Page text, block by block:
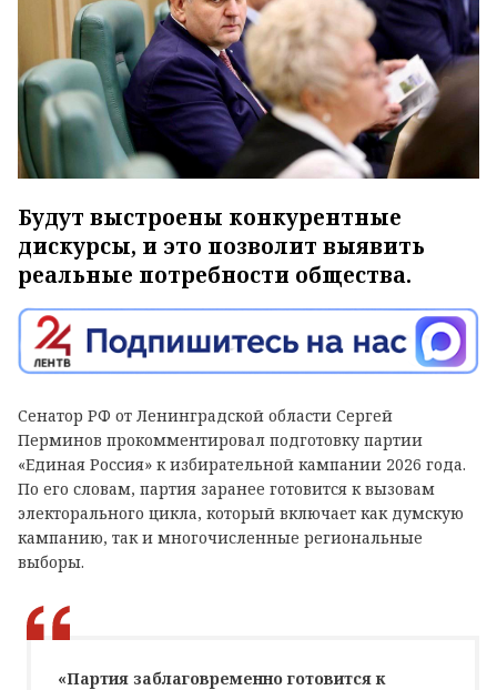
Будут выстроены конкурентные
дискурсы, и это позволит выявить
реальные потребности общества.
Сенатор РФ от Ленинградской области Сергей
Перминов прокомментировал подготовку партии
«Единая Россия» к избирательной кампании 2026 года.
По его словам, партия заранее готовится к вызовам
электорального цикла, который включает как думскую
кампанию, так и многочисленные региональные
выборы.
«Партия заблаговременно готовится к